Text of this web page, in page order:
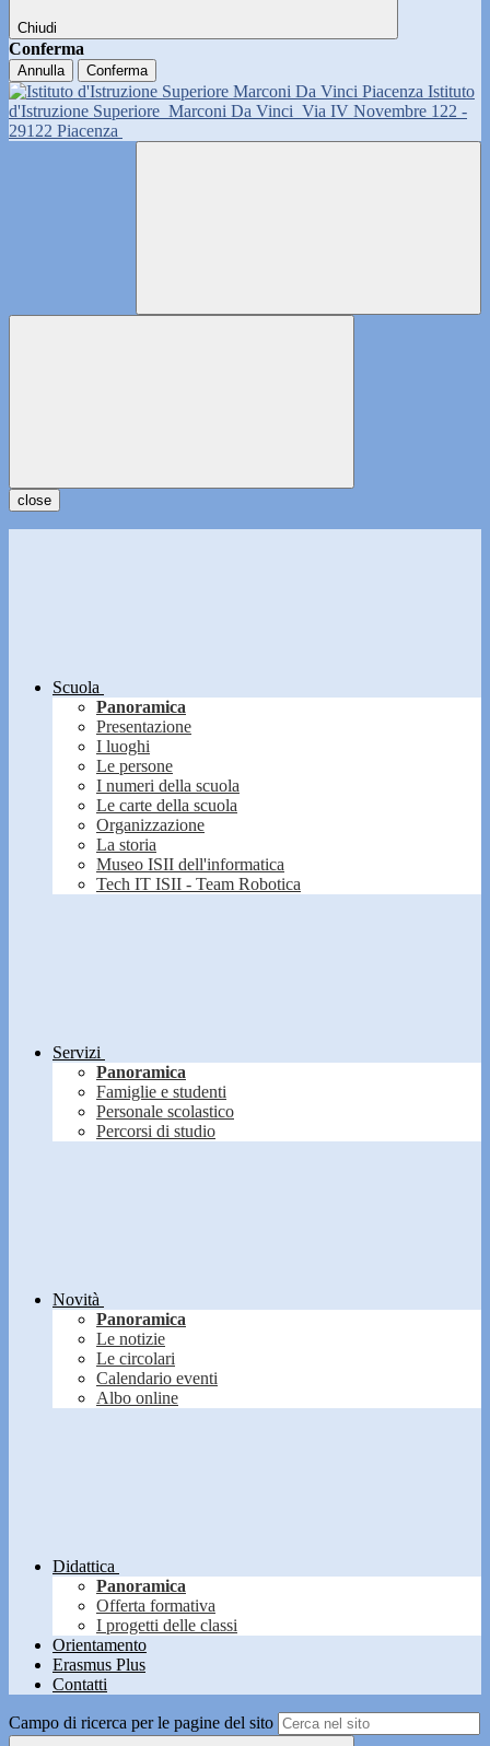
Chiudi
Conferma
Annulla Conferma
Istituto
d'Istruzione Superiore Marconi Da Vinci Via IV Novembre 122 -
29122 Piacenza
close
Scuola
Panoramica
Presentazione
I luoghi
Le persone
I numeri della scuola
Le carte della scuola
Organizzazione
La storia
Museo ISII dell'informatica
Tech IT ISII - Team Robotica
Servizi
Panoramica
Famiglie e studenti
Personale scolastico
Percorsi di studio
Novità
Panoramica
Le notizie
Le circolari
Calendario eventi
Albo online
Didattica
Panoramica
Offerta formativa
I progetti delle classi
Orientamento
Erasmus Plus
Contatti
Campo di ricerca per le pagine del sito